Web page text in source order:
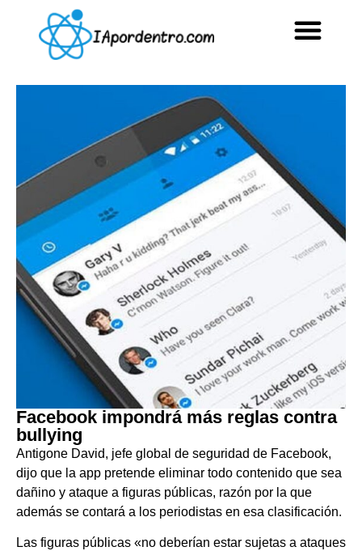
Facebook impondrá más reglas contra
bullying
Antigone David, jefe global de seguridad de Facebook,
dijo que la app pretende eliminar todo contenido que sea
dañino y ataque a figuras públicas, razón por la que
además se contará a los periodistas en esa clasificación.
Las figuras públicas «no deberían estar sujetas a ataques